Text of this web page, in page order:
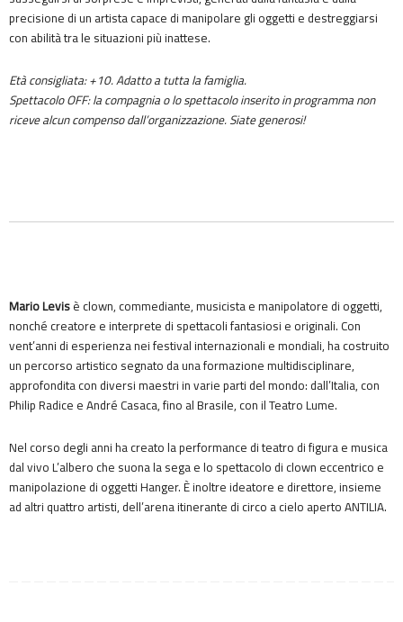
precisione di un artista capace di manipolare gli oggetti e destreggiarsi
con abilità tra le situazioni più inattese.
Età consigliata: +10. Adatto a tutta la famiglia.
Spettacolo OFF: la compagnia o lo spettacolo inserito in programma non
riceve alcun compenso dall’organizzazione. Siate generosi!
Mario Levis è clown, commediante, musicista e manipolatore di oggetti,
nonché creatore e interprete di spettacoli fantasiosi e originali. Con
vent’anni di esperienza nei festival internazionali e mondiali, ha costruito
un percorso artistico segnato da una formazione multidisciplinare,
approfondita con diversi maestri in varie parti del mondo: dall’Italia, con
Philip Radice e André Casaca, fino al Brasile, con il Teatro Lume.
Nel corso degli anni ha creato la performance di teatro di figura e musica
dal vivo L’albero che suona la sega e lo spettacolo di clown eccentrico e
manipolazione di oggetti Hanger. È inoltre ideatore e direttore, insieme
ad altri quattro artisti, dell’arena itinerante di circo a cielo aperto ANTILIA.